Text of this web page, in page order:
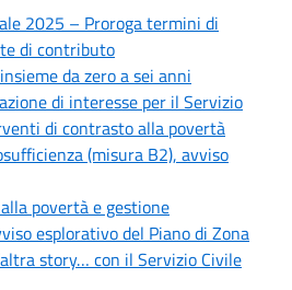
2025 – Proroga termini di
di contributo
da zero a sei anni
di interesse per il Servizio
di contrasto alla povertà
(misura B2), avviso
povertà e gestione
esplorativo del Piano di Zona
story… con il Servizio Civile